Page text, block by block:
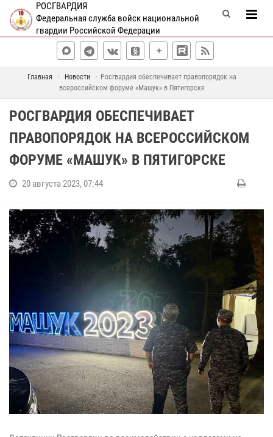
РОСГВАРДИЯ
Федеральная служба войск национальной
гвардии Российской Федерации
Главная Новости
Росгвардия обеспечивает правопорядок на
всероссийском форуме «Машук» в Пятигорске
РОСГВАРДИЯ ОБЕСПЕЧИВАЕТ
ПРАВОПОРЯДОК НА ВСЕРОССИЙСКОМ
ФОРУМЕ «МАШУК» В ПЯТИГОРСКЕ
20 августа 2023, 07:44